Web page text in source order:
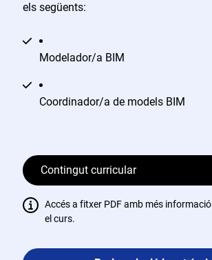
els següents:
Modelador/a BIM
Coordinador/a de models BIM
Contingut curricular
Accés a fitxer PDF amb més
el curs.